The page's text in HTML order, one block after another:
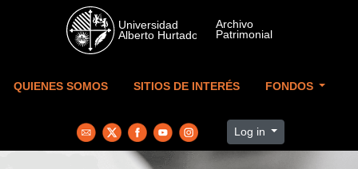
Skip to main content
QUIENES SOMOS SITIOS DE INTERÉS FONDOS
Log in